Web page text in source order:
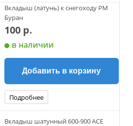
Вкладыш (латунь) к снегоходу РМ
Буран
100 р.
в наличии
Добавить в корзину
Подробнее
Вкладыш шатунный 600-900 ACE